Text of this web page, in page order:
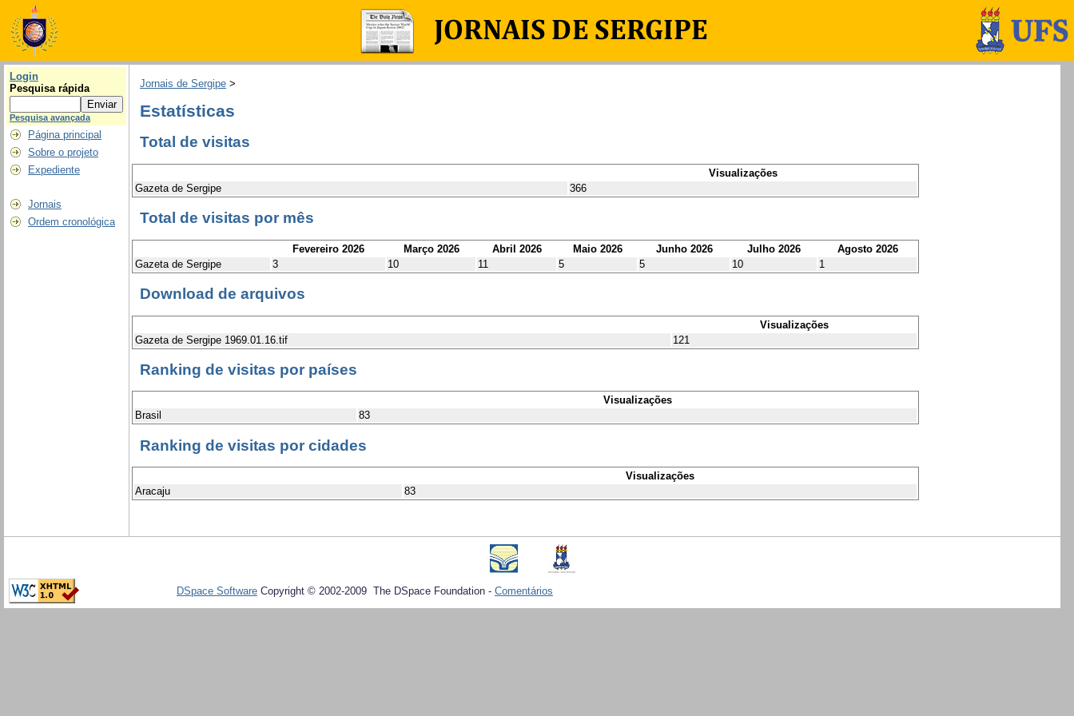
Login
Pesquisa rápida
Pesquisa avançada
Página principal
Sobre o projeto
Expediente
Jornais
Ordem cronológica
Jornais de Sergipe >
Estatísticas
Total de visitas
Visualizações
Gazeta de Sergipe
366
Total de visitas por mês
Fevereiro 2026 Março 2026 Abril 2026 Maio 2026 Junho 2026 Julho 2026
Agosto 2026
Gazeta de Sergipe
3 10 11 5 5 10 1
Download de arquivos
Visualizações
Gazeta de Sergipe 1969.01.16.tif
121
Ranking de visitas por países
Visualizações
Brasil
83
Ranking de visitas por cidades
Visualizações
Aracaju
83
DSpace Software Copyright © 2002-2009 The DSpace Foundation - Comentários